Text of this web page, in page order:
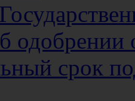
одобрении
срок